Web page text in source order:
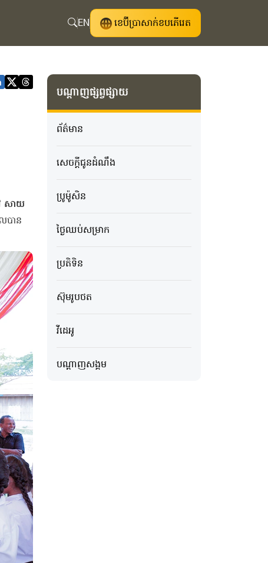
EN ខេប៊ីប្រាសាក់ខបភើរេត
សាយ
បាន
បណ្តាញផ្សព្វផ្សាយ
ព័ត៌មាន
សេចក្ដីជូនដំណឹង
ប្រូម៉ូសិន
ថ្ងៃឈប់សម្រាក
ប្រតិទិន
ស៊ុមរូបថត
វីដេអូ
បណ្ដាញសង្គម